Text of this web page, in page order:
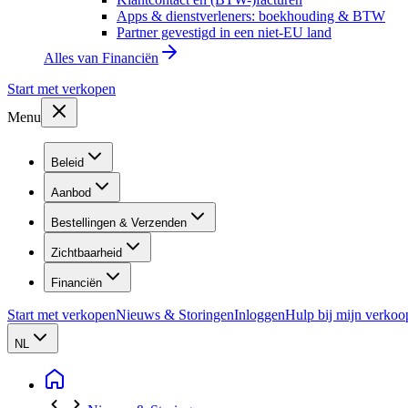
Apps & dienstverleners: boekhouding & BTW
Partner gevestigd in een niet-EU land
Alles van Financiën
Start met verkopen
Menu
Beleid
Aanbod
Bestellingen & Verzenden
Zichtbaarheid
Financiën
Start met verkopenNieuws & StoringenInloggenHulp bij mijn
NL